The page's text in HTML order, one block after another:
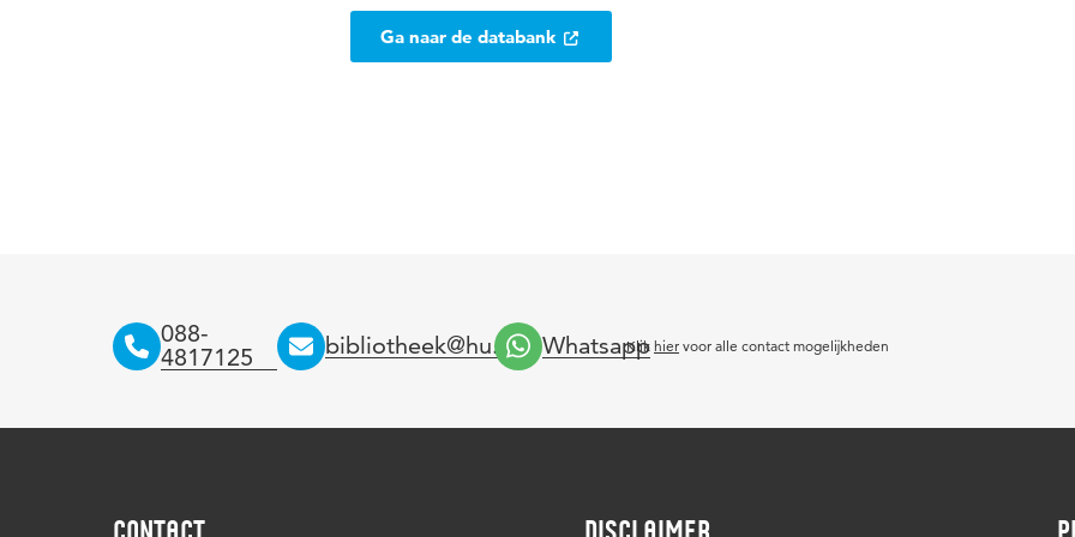
Ga naar de databank
088-
4817125
bibliotheek@hu.nl Whatsapp
Klik hier voor alle contact mogelijkheden